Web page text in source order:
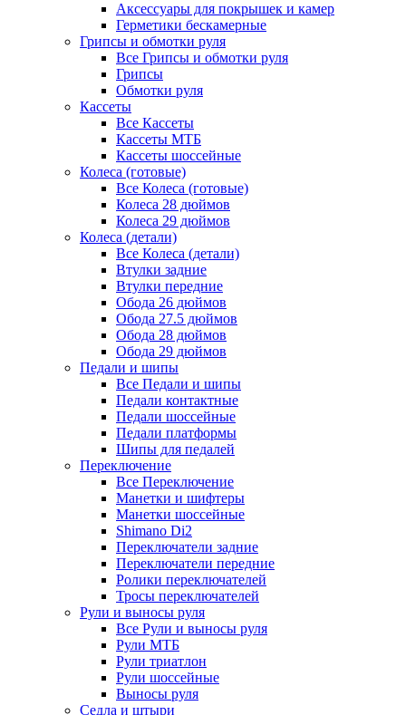
Аксессуары для покрышек и камер
Герметики бескамерные
Грипсы и обмотки руля
Все Грипсы и обмотки руля
Грипсы
Обмотки руля
Кассеты
Все Кассеты
Кассеты МТБ
Кассеты шоссейные
Колеса (готовые)
Все Колеса (готовые)
Колеса 28 дюймов
Колеса 29 дюймов
Колеса (детали)
Все Колеса (детали)
Втулки задние
Втулки передние
Обода 26 дюймов
Обода 27.5 дюймов
Обода 28 дюймов
Обода 29 дюймов
Педали и шипы
Все Педали и шипы
Педали контактные
Педали шоссейные
Педали платформы
Шипы для педалей
Переключение
Все Переключение
Манетки и шифтеры
Манетки шоссейные
Shimano Di2
Переключатели задние
Переключатели передние
Ролики переключателей
Тросы переключателей
Рули и выносы руля
Все Рули и выносы руля
Рули МТБ
Рули триатлон
Рули шоссейные
Выносы руля
Седла и штыри